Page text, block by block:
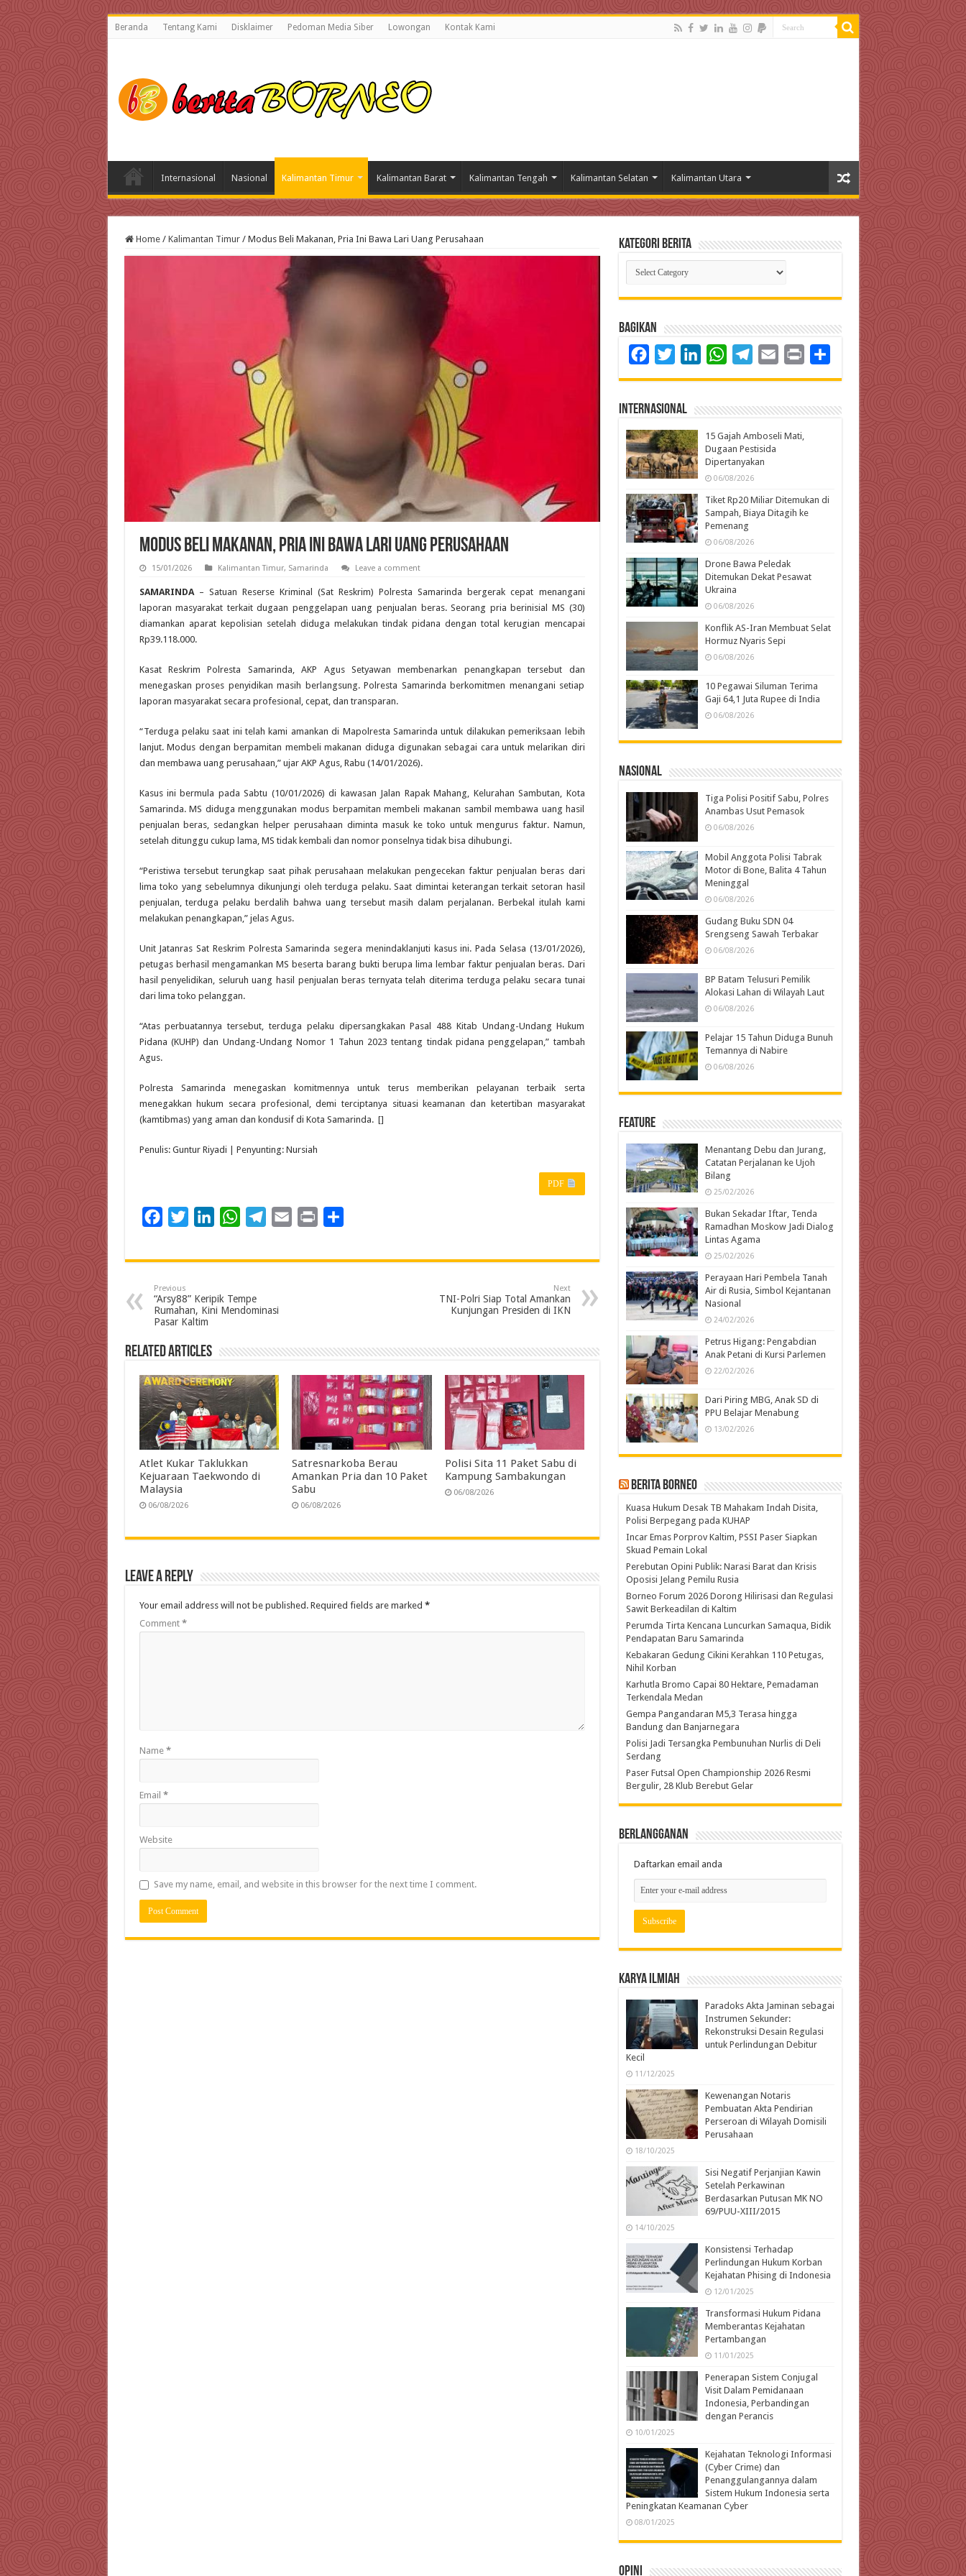
Beranda Tentang Kami Disklaimer Pedoman Media Siber Lowongan Kontak Kami
Internasional Nasional Kalimantan Timur Kalimantan Barat Kalimantan Tengah Kalimantan Selatan Kalimantan Utara
Home / Kalimantan Timur / Modus Beli Makanan, Pria Ini Bawa Lari Uang Perusahaan
Modus Beli Makanan, Pria Ini Bawa Lari Uang Perusahaan
15/01/2026 Kalimantan Timur, Samarinda Leave a comment
SAMARINDA– Satuan Reserse Kriminal (Sat Reskrim) Polresta Samarinda bergerak cepat menangani
laporan masyarakat terkait dugaan penggelapan uang penjualan beras. Seorang pria berinisial MS (30)
diamankan aparat kepolisian setelah diduga melakukan tindak pidana dengan total kerugian mencapai
Rp39.118.000.
Kasat Reskrim Polresta Samarinda, AKP Agus Setyawan membenarkan penangkapan tersebut dan
menegaskan proses penyidikan masih berlangsung. Polresta Samarinda berkomitmen menangani setiap
laporan masyarakat secara profesional, cepat, dan transparan.
“Terduga pelaku saat ini telah kami amankan di Mapolresta Samarinda untuk dilakukan pemeriksaan lebih
lanjut. Modus dengan berpamitan membeli makanan diduga digunakan sebagai cara untuk melarikan diri
dan membawa uang perusahaan,” ujar AKP Agus, Rabu (14/01/2026).
Kasus ini bermula pada Sabtu (10/01/2026) di kawasan Jalan Rapak Mahang, Kelurahan Sambutan, Kota
Samarinda. MS diduga menggunakan modus berpamitan membeli makanan sambil membawa uang hasil
penjualan beras, sedangkan helper perusahaan diminta masuk ke toko untuk mengurus faktur. Namun,
setelah ditunggu cukup lama, MS tidak kembali dan nomor ponselnya tidak bisa dihubungi.
“Peristiwa tersebut terungkap saat pihak perusahaan melakukan pengecekan faktur penjualan beras dari
lima toko yang sebelumnya dikunjungi oleh terduga pelaku. Saat dimintai keterangan terkait setoran hasil
penjualan, terduga pelaku berdalih bahwa uang tersebut masih dalam perjalanan. Berbekal itulah kami
melakukan penangkapan,” jelas Agus.
Unit Jatanras Sat Reskrim Polresta Samarinda segera menindaklanjuti kasus ini. Pada Selasa (13/01/2026),
petugas berhasil mengamankan MS beserta barang bukti berupa lima lembar faktur penjualan beras. Dari
hasil penyelidikan, seluruh uang hasil penjualan beras ternyata telah diterima terduga pelaku secara tunai
dari lima toko pelanggan.
“Atas perbuatannya tersebut, terduga pelaku dipersangkakan Pasal 488 Kitab Undang-Undang Hukum
Pidana (KUHP) dan Undang-Undang Nomor 1 Tahun 2023 tentang tindak pidana penggelapan,” tambah
Agus.
Polresta Samarinda menegaskan komitmennya untuk terus memberikan pelayanan terbaik serta
menegakkan hukum secara profesional, demi terciptanya situasi keamanan dan ketertiban masyarakat
(kamtibmas) yang aman dan kondusif di Kota Samarinda. []
Penulis: Guntur Riyadi | Penyunting: Nursiah
PDF
c
b
o
k
i
t
e
n
e
d
n
W
a
s
A
p
l
r
m
a
i
a
Previous
“Arsy88” Keripik Tempe
Rumahan, Kini Mendominasi
Pasar Kaltim
Next
TNI-Polri Siap Total Amankan
Kunjungan Presiden di IKN
Related Articles
Atlet Kukar Taklukkan
Kejuaraan Taekwondo di
Malaysia
06/08/2026
Satresnarkoba Berau
Amankan Pria dan 10 Paket
Sabu
06/08/2026
Polisi Sita 11 Paket Sabu di
Kampung Sambakungan
06/08/2026
Leave a Reply
Your email address will not be published. Required fields are marked *
Comment *
Name *
Email *
Website
Save my name, email, and website in this browser for the next time I comment.
Kategori Berita
Kategori
Berita
Bagikan
FacebookTwitterLinkedInWhatsAppTelegram
Email Print
Internasional
15 Gajah Amboseli Mati,
Dugaan Pestisida
Dipertanyakan
06/08/2026
Tiket Rp20 Miliar Ditemukan di
Sampah, Biaya Ditagih ke
Pemenang
06/08/2026
Drone Bawa Peledak
Ditemukan Dekat Pesawat
Ukraina
06/08/2026
Konflik AS-Iran Membuat Selat
Hormuz Nyaris Sepi
06/08/2026
10 Pegawai Siluman Terima
Gaji 64,1 Juta Rupee di India
06/08/2026
Nasional
Tiga Polisi Positif Sabu, Polres
Anambas Usut Pemasok
06/08/2026
Mobil Anggota Polisi Tabrak
Motor di Bone, Balita 4 Tahun
Meninggal
06/08/2026
Gudang Buku SDN 04
Srengseng Sawah Terbakar
06/08/2026
BP Batam Telusuri Pemilik
Alokasi Lahan di Wilayah Laut
06/08/2026
Pelajar 15 Tahun Diduga Bunuh
Temannya di Nabire
06/08/2026
Feature
Menantang Debu dan Jurang,
Catatan Perjalanan ke Ujoh
Bilang
25/02/2026
Bukan Sekadar Iftar, Tenda
Ramadhan Moskow Jadi Dialog
Lintas Agama
25/02/2026
Perayaan Hari Pembela Tanah
Air di Rusia, Simbol Kejantanan
Nasional
24/02/2026
Petrus Higang: Pengabdian
Anak Petani di Kursi Parlemen
22/02/2026
Dari Piring MBG, Anak SD di
PPU Belajar Menabung
13/02/2026
Berita Borneo
Kuasa Hukum Desak TB Mahakam Indah Disita,
Polisi Berpegang pada KUHAP
Incar Emas Porprov Kaltim, PSSI Paser Siapkan
Skuad Pemain Lokal
Perebutan Opini Publik: Narasi Barat dan Krisis
Oposisi Jelang Pemilu Rusia
Borneo Forum 2026 Dorong Hilirisasi dan Regulasi
Sawit Berkeadilan di Kaltim
Perumda Tirta Kencana Luncurkan Samaqua, Bidik
Pendapatan Baru Samarinda
Kebakaran Gedung Cikini Kerahkan 110 Petugas,
Nihil Korban
Karhutla Bromo Capai 80 Hektare, Pemadaman
Terkendala Medan
Gempa Pangandaran M5,3 Terasa hingga
Bandung dan Banjarnegara
Polisi Jadi Tersangka Pembunuhan Nurlis di Deli
Serdang
Paser Futsal Open Championship 2026 Resmi
Bergulir, 28 Klub Berebut Gelar
Berlangganan
Daftarkan email anda
Karya Ilmiah
Paradoks Akta Jaminan sebagai
Instrumen Sekunder:
Rekonstruksi Desain Regulasi
untuk Perlindungan Debitur
Kecil
11/12/2025
Kewenangan Notaris
Pembuatan Akta Pendirian
Perseroan di Wilayah Domisili
Perusahaan
18/10/2025
Sisi Negatif Perjanjian Kawin
Setelah Perkawinan
Berdasarkan Putusan MK NO
69/PUU-XIII/2015
14/10/2025
Konsistensi Terhadap
Perlindungan Hukum Korban
Kejahatan Phising di Indonesia
12/01/2025
Transformasi Hukum Pidana
Memberantas Kejahatan
Pertambangan
11/01/2025
Penerapan Sistem Conjugal
Visit Dalam Pemidanaan
Indonesia, Perbandingan
dengan Perancis
10/01/2025
Kejahatan Teknologi Informasi
(Cyber Crime) dan
Penanggulangannya dalam
Sistem Hukum Indonesia serta
Peningkatan Keamanan Cyber
08/01/2025
Opini